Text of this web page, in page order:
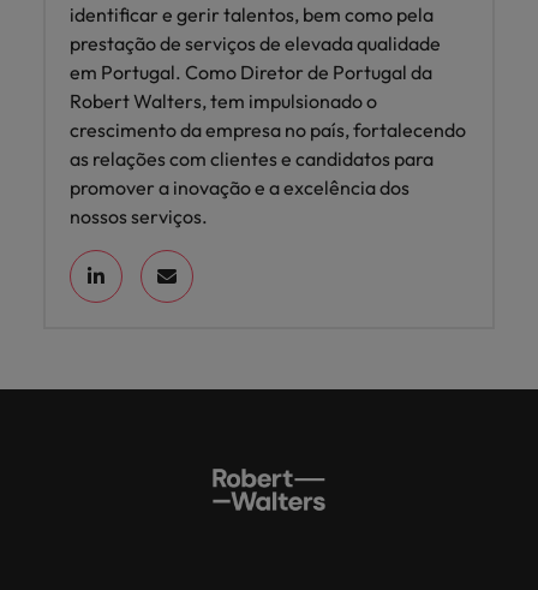
identificar e gerir talentos, bem como pela
prestação de serviços de elevada qualidade
em Portugal. Como Diretor de Portugal da
Robert Walters, tem impulsionado o
crescimento da empresa no país, fortalecendo
as relações com clientes e candidatos para
promover a inovação e a excelência dos
nossos serviços.